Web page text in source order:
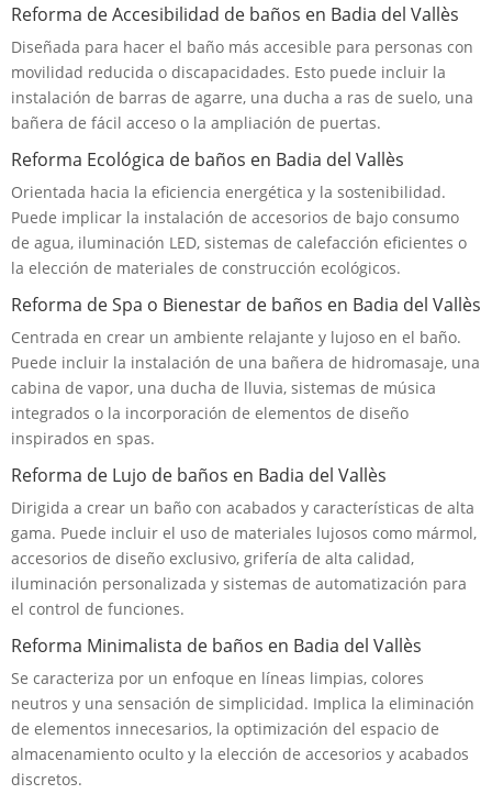
Reforma de Accesibilidad de baños en Badia del Vallès
Diseñada para hacer el baño más accesible para personas con
movilidad reducida o discapacidades. Esto puede incluir la
instalación de barras de agarre, una ducha a ras de suelo, una
bañera de fácil acceso o la ampliación de puertas.
Reforma Ecológica de baños en Badia del Vallès
Orientada hacia la eficiencia energética y la sostenibilidad.
Puede implicar la instalación de accesorios de bajo consumo
de agua, iluminación LED, sistemas de calefacción eficientes o
la elección de materiales de construcción ecológicos.
Reforma de Spa o Bienestar de baños en Badia del Vallès
Centrada en crear un ambiente relajante y lujoso en el baño.
Puede incluir la instalación de una bañera de hidromasaje, una
cabina de vapor, una ducha de lluvia, sistemas de música
integrados o la incorporación de elementos de diseño
inspirados en spas.
Reforma de Lujo de baños en Badia del Vallès
Dirigida a crear un baño con acabados y características de alta
gama. Puede incluir el uso de materiales lujosos como mármol,
accesorios de diseño exclusivo, grifería de alta calidad,
iluminación personalizada y sistemas de automatización para
el control de funciones.
Reforma Minimalista de baños en Badia del Vallès
Se caracteriza por un enfoque en líneas limpias, colores
neutros y una sensación de simplicidad. Implica la eliminación
de elementos innecesarios, la optimización del espacio de
almacenamiento oculto y la elección de accesorios y acabados
discretos.